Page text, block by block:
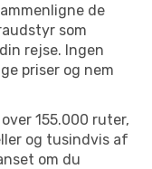
de
som
rejse. Ingen
priser og nem
155.000 ruter,
og tusindvis af
om du